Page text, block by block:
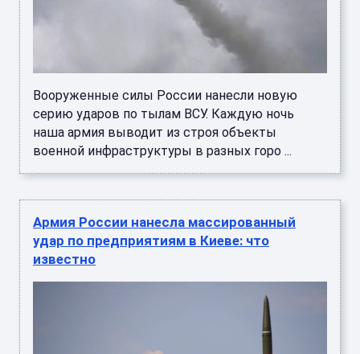
Вооруженные силы России нанесли новую
серию ударов по тылам ВСУ. Каждую ночь
наша армия выводит из строя объекты
военной инфраструктуры в разных горо ...
Армия России нанесла массированный
удар по предприятиям в Киеве: что
известно